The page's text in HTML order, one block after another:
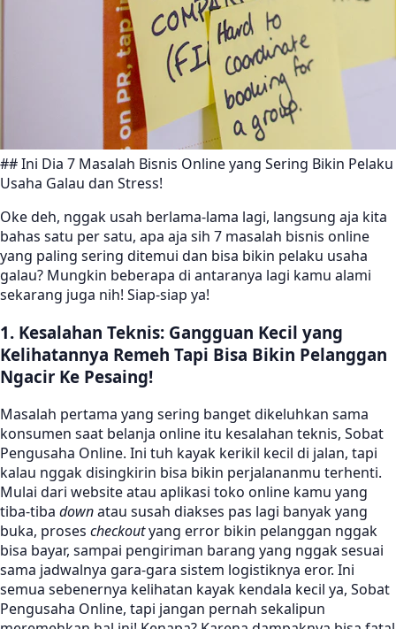
## Ini Dia 7 Masalah Bisnis Online yang Sering Bikin Pelaku
Usaha Galau dan Stress!
Oke deh, nggak usah berlama-lama lagi, langsung aja kita
bahas satu per satu, apa aja sih 7 masalah bisnis online
yang paling sering ditemui dan bisa bikin pelaku usaha
galau? Mungkin beberapa di antaranya lagi kamu alami
sekarang juga nih! Siap-siap ya!
1. Kesalahan Teknis: Gangguan Kecil yang
Kelihatannya Remeh Tapi Bisa Bikin Pelanggan
Ngacir Ke Pesaing!
Masalah pertama yang sering banget dikeluhkan sama
konsumen saat belanja online itu kesalahan teknis, Sobat
Pengusaha Online. Ini tuh kayak kerikil kecil di jalan, tapi
kalau nggak disingkirin bisa bikin perjalananmu terhenti.
Mulai dari website atau aplikasi toko online kamu yang
tiba-tiba downatau susah diakses pas lagi banyak yang
buka, proses checkoutyang error bikin pelanggan nggak
bisa bayar, sampai pengiriman barang yang nggak sesuai
sama jadwalnya gara-gara sistem logistiknya eror. Ini
semua sebenernya kelihatan kayak kendala kecil ya, Sobat
Pengusaha Online, tapi jangan pernah sekalipun